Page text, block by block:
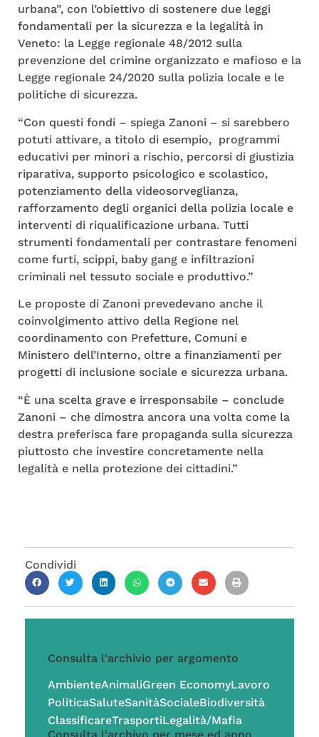
urbana”, con l’obiettivo di sostenere due leggi
fondamentali per la sicurezza e la legalità in
Veneto: la Legge regionale 48/2012 sulla
prevenzione del crimine organizzato e mafioso e la
Legge regionale 24/2020 sulla polizia locale e le
politiche di sicurezza.
“Con questi fondi – spiega Zanoni – si sarebbero
potuti attivare, a titolo di esempio, programmi
educativi per minori a rischio, percorsi di giustizia
riparativa, supporto psicologico e scolastico,
potenziamento della videosorveglianza,
rafforzamento degli organici della polizia locale e
interventi di riqualificazione urbana. Tutti
strumenti fondamentali per contrastare fenomeni
come furti, scippi, baby gang e infiltrazioni
criminali nel tessuto sociale e produttivo.”
Le proposte di Zanoni prevedevano anche il
coinvolgimento attivo della Regione nel
coordinamento con Prefetture, Comuni e
Ministero dell’Interno, oltre a finanziamenti per
progetti di inclusione sociale e sicurezza urbana.
“È una scelta grave e irresponsabile – conclude
Zanoni – che dimostra ancora una volta come la
destra preferisca fare propaganda sulla sicurezza
piuttosto che investire concretamente nella
legalità e nella protezione dei cittadini.”
Condividi
Consulta l'archivio per argomento
AmbienteAnimaliGreen EconomyLavoro
PoliticaSaluteSanitàSocialeBiodiversità
ClassificareTrasportiLegalità/Mafia